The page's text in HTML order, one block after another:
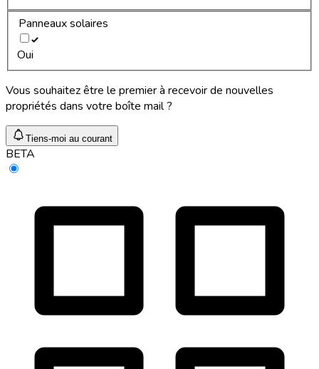
Panneaux solaires
Oui
Vous souhaitez être le premier à recevoir de nouvelles
propriétés dans votre boîte mail ?
Tiens-moi au courant
BETA